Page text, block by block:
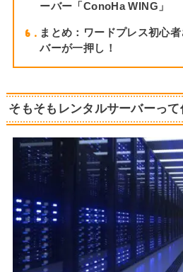
ーバー「ConoHa WING」
6
まとめ：ワードプレス初心
バーが一押し！
そもそもレンタルサーバーって